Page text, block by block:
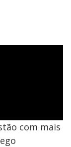
com mais